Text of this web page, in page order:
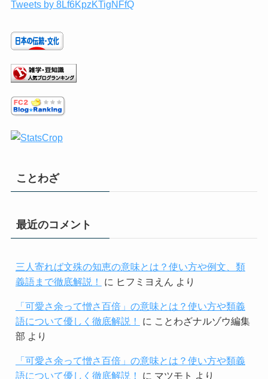
Tweets by 8Lf6KpzKTigNFfQ
ことわざ
最近のコメント
三人寄れば文殊の知恵の意味とは？使い方や例文、類
義語まで徹底解説！
に ヒフミヨえん より
「可愛さ余って憎さ百倍」の意味とは？使い方や類義
語について優しく徹底解説！
に ことわざナルゾウ編集
部 より
「可愛さ余って憎さ百倍」の意味とは？使い方や類義
語について優しく徹底解説！
に マツモト より